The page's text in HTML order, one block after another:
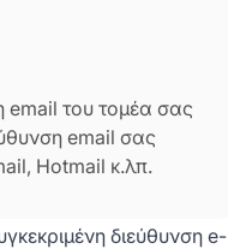
email του τομέα σας
email σας
Hotmail κ.λπ.
διεύθυνση e-